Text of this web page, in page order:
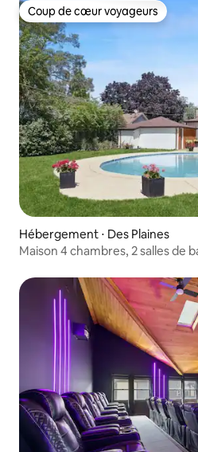
Coup de cœur voyageurs
Coup de cœur voyageurs
Hébergement ⋅ Des Plaines
Maison 4 chambres, 2 salles de